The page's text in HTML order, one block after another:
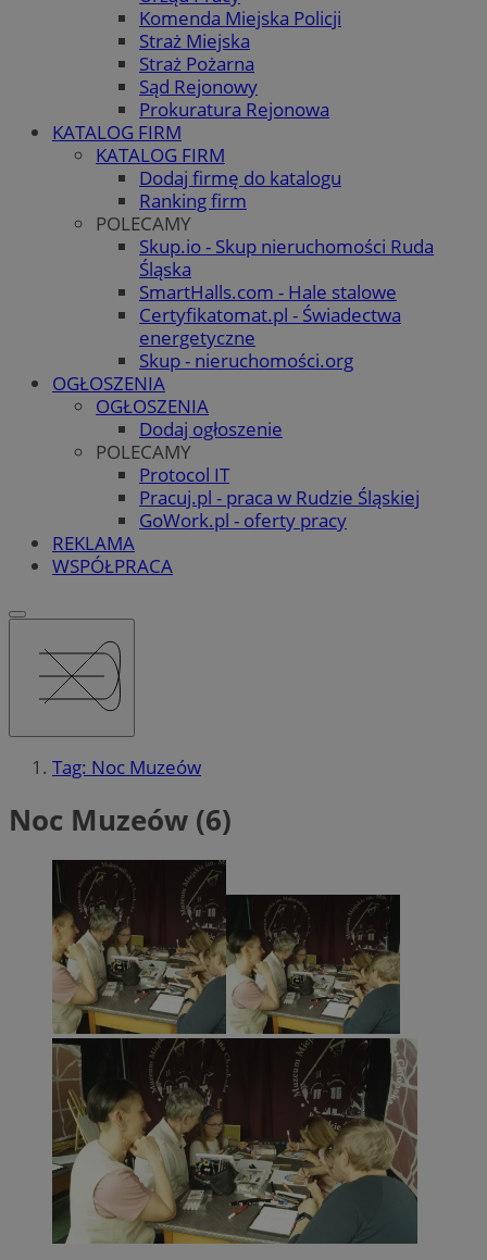
Komenda Miejska Policji
Straż Miejska
Straż Pożarna
Sąd Rejonowy
Prokuratura Rejonowa
KATALOG FIRM
KATALOG FIRM
Dodaj firmę do katalogu
Ranking firm
POLECAMY
Skup.io - Skup nieruchomości Ruda
Śląska
SmartHalls.com - Hale stalowe
Certyfikatomat.pl - Świadectwa
energetyczne
Skup - nieruchomości.org
OGŁOSZENIA
OGŁOSZENIA
Dodaj ogłoszenie
POLECAMY
Protocol IT
Pracuj.pl - praca w Rudzie Śląskiej
GoWork.pl - oferty pracy
REKLAMA
WSPÓŁPRACA
Tag: Noc Muzeów
Noc Muzeów (6)